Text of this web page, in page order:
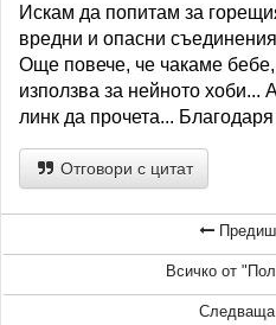
Искам да попитам за
вредни и опасни
Още повече, че чакаме
използва за нейното
линк да прочета...
Отговори с цитат
Всичко от